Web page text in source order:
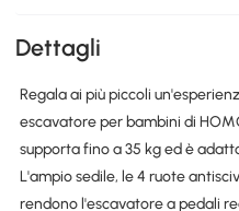
Dettagli
Regala ai più piccoli
escavatore per bambini di
supporta fino a 35 kg ed è
L'ampio sedile, le 4 ruote
rendono l'escavatore a pedali